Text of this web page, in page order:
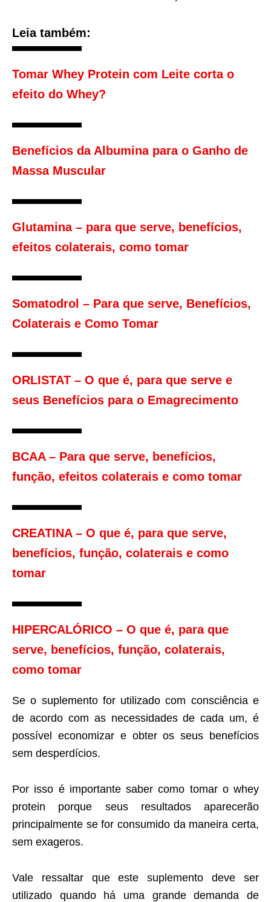
Leia também:
Tomar Whey Protein com Leite corta o
efeito do Whey?
Benefícios da Albumina para o Ganho de
Massa Muscular
Glutamina – para que serve, benefícios,
efeitos colaterais, como tomar
Somatodrol – Para que serve, Benefícios,
Colaterais e Como Tomar
ORLISTAT – O que é, para que serve e
seus Benefícios para o Emagrecimento
BCAA – Para que serve, benefícios,
função, efeitos colaterais e como tomar
CREATINA – O que é, para que serve,
benefícios, função, colaterais e como
tomar
HIPERCALÓRICO – O que é, para que
serve, benefícios, função, colaterais,
como tomar
Se o suplemento for utilizado com consciência e
de acordo com as necessidades de cada um, é
possível economizar e obter os seus benefícios
sem desperdícios.
Por isso é importante saber como tomar o whey
protein porque seus resultados aparecerão
principalmente se for consumido da maneira certa,
sem exageros.
Vale ressaltar que este suplemento deve ser
utilizado quando há uma grande demanda de